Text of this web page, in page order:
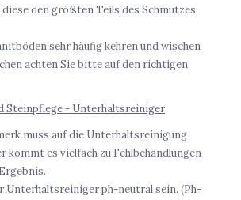
den größten Teils des Schmutzes
sehr häufig kehren und wischen
achten Sie bitte auf den richtigen
Steinpflege - Unterhaltsreiniger
muss auf die Unterhaltsreinigung
kommt es vielfach zu Fehlbehandlungen
Unterhaltsreiniger ph-neutral sein. (Ph-